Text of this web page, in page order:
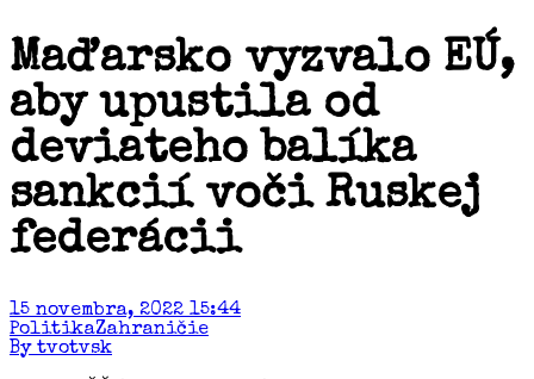
Maďarsko vyzvalo EÚ,
aby upustila od
deviateho balíka
sankcií voči Ruskej
federácii
15 novembra, 2022 15:44
PolitikaZahraničie
By tvotvsk